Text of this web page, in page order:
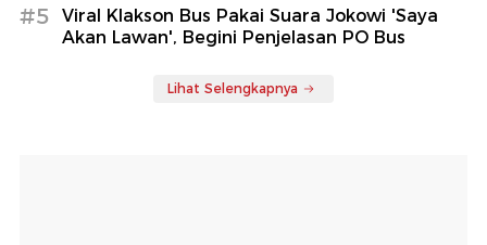
#5
Viral Klakson Bus Pakai Suara Jokowi 'Saya
Akan Lawan', Begini Penjelasan PO Bus
Lihat Selengkapnya